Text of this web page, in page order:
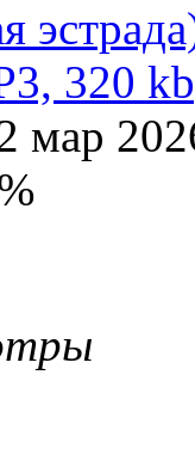
320
мар